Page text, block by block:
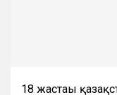
18 жастағы